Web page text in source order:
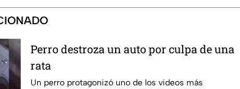
Perro destroza un auto por culpa de una
rata
Un perro protagonizó uno de los videos más